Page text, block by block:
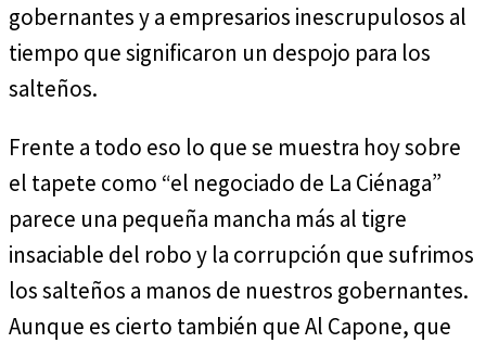
gobernantes y a empresarios inescrupulosos al
tiempo que significaron un despojo para los
salteños.
Frente a todo eso lo que se muestra hoy sobre
el tapete como “el negociado de La Ciénaga”
parece una pequeña mancha más al tigre
insaciable del robo y la corrupción que sufrimos
los salteños a manos de nuestros gobernantes.
Aunque es cierto también que Al Capone, que